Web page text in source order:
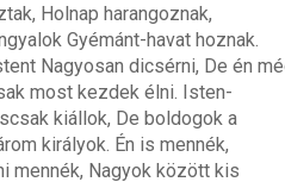
Holnap harangoznak,
Gyémánt-havat hoznak.
Nagyosan dicsérni, De én
most kezdek élni. Isten-
kiállok, De boldogok a
királyok. Én is mennék,
mennék, Nagyok között kis